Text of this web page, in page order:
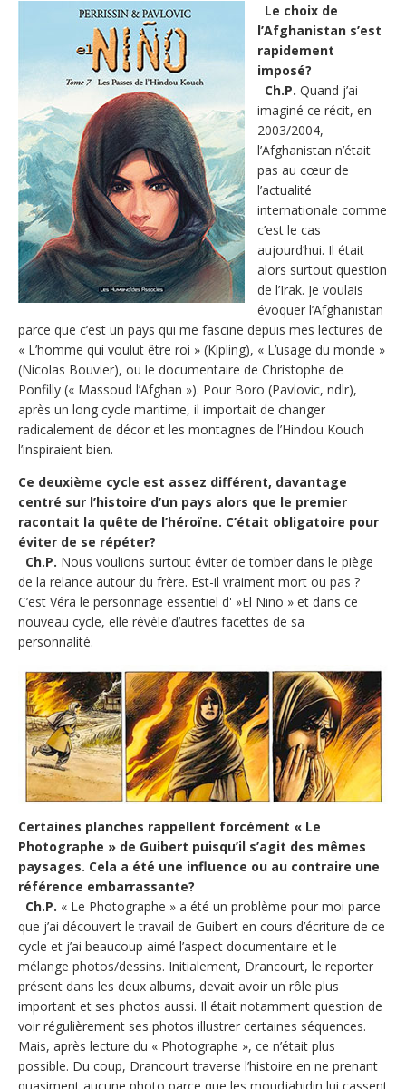
Le choix de
l’Afghanistan s’est
rapidement
imposé?
Ch.P. Quand j’ai
imaginé ce récit, en
2003/2004,
l’Afghanistan n’était
pas au cœur de
l’actualité
internationale comme
c’est le cas
aujourd’hui. Il était
alors surtout question
de l’Irak. Je voulais
évoquer l’Afghanistan
parce que c’est un pays qui me fascine depuis mes lectures de
« L’homme qui voulut être roi » (Kipling), « L’usage du monde »
(Nicolas Bouvier), ou le documentaire de Christophe de
Ponfilly (« Massoud l’Afghan »). Pour Boro (Pavlovic, ndlr),
après un long cycle maritime, il importait de changer
radicalement de décor et les montagnes de l’Hindou Kouch
l’inspiraient bien.
Ce deuxième cycle est assez différent, davantage
centré sur l’histoire d’un pays alors que le premier
racontait la quête de l’héroïne. C’était obligatoire pour
éviter de se répéter?
Ch.P. Nous voulions surtout éviter de tomber dans le piège
de la relance autour du frère. Est-il vraiment mort ou pas ?
C’est Véra le personnage essentiel d' »El Niño » et dans ce
nouveau cycle, elle révèle d’autres facettes de sa
personnalité.
Certaines planches rappellent forcément « Le
Photographe » de Guibert puisqu’il s’agit des mêmes
paysages. Cela a été une influence ou au contraire une
référence embarrassante?
Ch.P. « Le Photographe » a été un problème pour moi parce
que j’ai découvert le travail de Guibert en cours d’écriture de ce
cycle et j’ai beaucoup aimé l’aspect documentaire et le
mélange photos/dessins. Initialement, Drancourt, le reporter
présent dans les deux albums, devait avoir un rôle plus
important et ses photos aussi. Il était notamment question de
voir régulièrement ses photos illustrer certaines séquences.
Mais, après lecture du « Photographe », ce n’était plus
possible. Du coup, Drancourt traverse l’histoire en ne prenant
quasiment aucune photo parce que les moudjahidin lui cassent